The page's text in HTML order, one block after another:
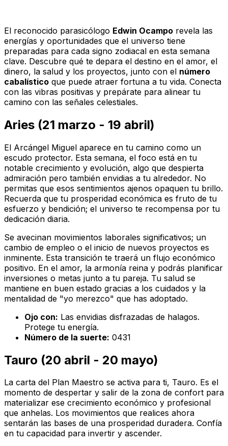
El reconocido parasicólogo Edwin Ocampo revela las
energías y oportunidades que el universo tiene
preparadas para cada signo zodiacal en esta semana
clave. Descubre qué te depara el destino en el amor, el
dinero, la salud y los proyectos, junto con el número
cabalístico que puede atraer fortuna a tu vida. Conecta
con las vibras positivas y prepárate para alinear tu
camino con las señales celestiales.
Aries (21 marzo - 19 abril)
El Arcángel Miguel aparece en tu camino como un
escudo protector. Esta semana, el foco está en tu
notable crecimiento y evolución, algo que despierta
admiración pero también envidias a tu alrededor. No
permitas que esos sentimientos ajenos opaquen tu brillo.
Recuerda que tu prosperidad económica es fruto de tu
esfuerzo y bendición; el universo te recompensa por tu
dedicación diaria.
Se avecinan movimientos laborales significativos; un
cambio de empleo o el inicio de nuevos proyectos es
inminente. Esta transición te traerá un flujo económico
positivo. En el amor, la armonía reina y podrás planificar
inversiones o metas junto a tu pareja. Tu salud se
mantiene en buen estado gracias a los cuidados y la
mentalidad de "yo merezco" que has adoptado.
Ojo con: Las envidias disfrazadas de halagos.
Protege tu energía.
Número de la suerte: 0431
Tauro (20 abril - 20 mayo)
La carta del Plan Maestro se activa para ti, Tauro. Es el
momento de despertar y salir de la zona de confort para
materializar ese crecimiento económico y profesional
que anhelas. Los movimientos que realices ahora
sentarán las bases de una prosperidad duradera. Confía
en tu capacidad para invertir y ascender.